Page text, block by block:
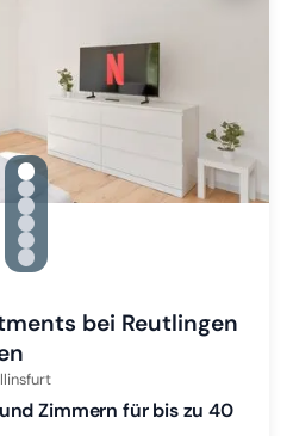
gallery.slide_selector
Zu Slide 1 wechseln
Zu Slide 2 wechseln
Zu Slide 3 wechseln
Zu Slide 4 wechseln
Zu Slide 5 wechseln
Zu Slide 6 wechseln
bei Reutlingen
Zimmern für bis zu 40